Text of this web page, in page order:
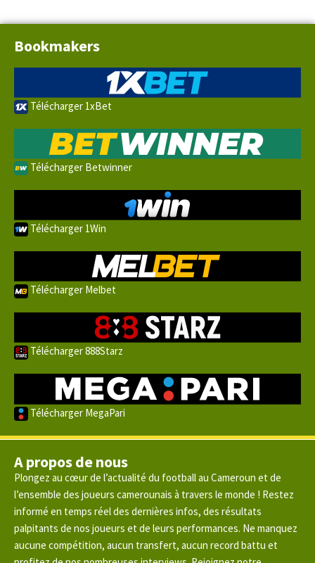
Bookmakers
Télécharger 1xBet
Télécharger Betwinner
Télécharger 1Win
Télécharger Melbet
Télécharger 888Starz
Télécharger MegaPari
A propos de nous
Plongez au cœur de l’actualité du football au Cameroun et de
l’ensemble des joueurs camerounais à travers le monde ! Restez
informé en temps réel des dernières infos, des résultats
palpitants de nos joueurs et de leurs performances. Ne manquez
aucune compétition, aucun transfert, aucun record battu et